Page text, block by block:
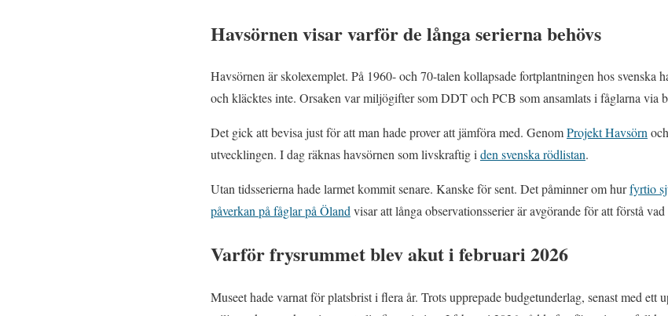
Havsörnen visar varför de långa serierna behövs
Havsörnen är skolexemplet. På 1960- och 70-talen kollapsade fortplantningen hos svenska
och kläcktes inte. Orsaken var miljögifter som DDT och PCB som ansamlats i fåglarna via
Det gick att bevisa just för att man hade prover att jämföra med. GenomProjekt Havsörn
utvecklingen. I dag räknas havsörnen som livskraftig iden svenska rödlistan.
Utan tidsserierna hade larmet kommit senare. Kanske för sent. Det påminner om hurfyrtio
påverkan på fåglar på Ölandvisar att långa observationsserier är avgörande för att förstå
Varför frysrummet blev akut i februari 2026
Museet hade varnat för platsbrist i flera år. Trots upprepade budgetunderlag, senast med ett